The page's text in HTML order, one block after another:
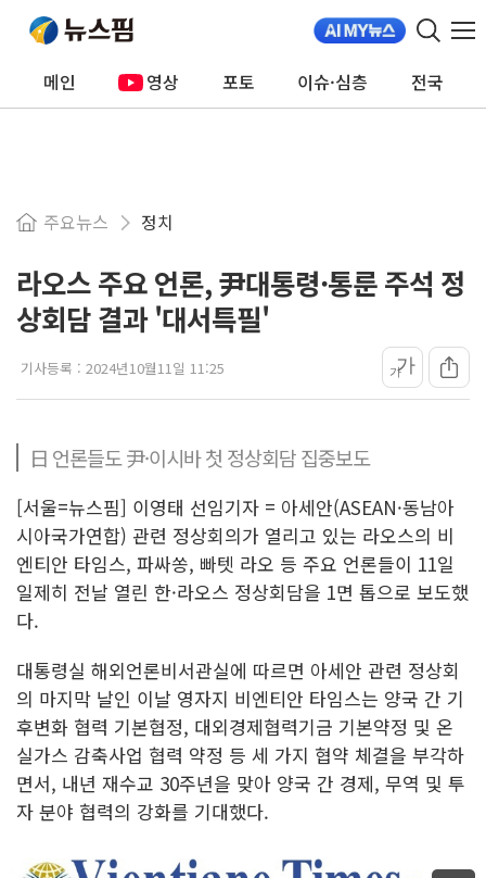
메인 영상 포토 이슈·심층 전국
주요뉴스 정치
라오스 주요 언론, 尹대통령·통룬 주석 정
상회담 결과 '대서특필'
기사등록 : 2024년10월11일 11:25 가가
日 언론들도 尹·이시바 첫 정상회담 집중보도
[서울=뉴스핌] 이영태 선임기자 = 아세안(ASEAN·동남아
시아국가연합) 관련 정상회의가 열리고 있는 라오스의 비
엔티안 타임스, 파싸쏭, 빠텟 라오 등 주요 언론들이 11일
일제히 전날 열린 한·라오스 정상회담을 1면 톱으로 보도했
다.
대통령실 해외언론비서관실에 따르면 아세안 관련 정상회
의 마지막 날인 이날 영자지 비엔티안 타임스는 양국 간 기
후변화 협력 기본협정, 대외경제협력기금 기본약정 및 온
실가스 감축사업 협력 약정 등 세 가지 협약 체결을 부각하
면서, 내년 재수교 30주년을 맞아 양국 간 경제, 무역 및 투
자 분야 협력의 강화를 기대했다.